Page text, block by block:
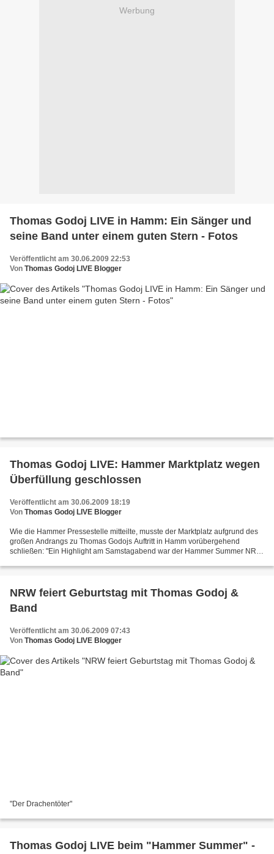
Werbung
Thomas Godoj LIVE in Hamm: Ein Sänger und
seine Band unter einem guten Stern - Fotos
Veröffentlicht am 30.06.2009 22:53
Von Thomas Godoj LIVE Blogger
Thomas Godoj LIVE: Hammer Marktplatz wegen
Überfüllung geschlossen
Veröffentlicht am 30.06.2009 18:19
Von Thomas Godoj LIVE Blogger
Wie die Hammer Pressestelle mitteilte, musste der Marktplatz aufgrund des
großen Andrangs zu Thomas Godojs Auftritt in Hamm vorübergehend
schließen: "Ein Highlight am Samstagabend war der Hammer Summer NRW
NRW feiert Geburtstag mit Thomas Godoj &
Band
Veröffentlicht am 30.06.2009 07:43
Von Thomas Godoj LIVE Blogger
"Der Drachentöter"
Thomas Godoj LIVE beim "Hammer Summer" -